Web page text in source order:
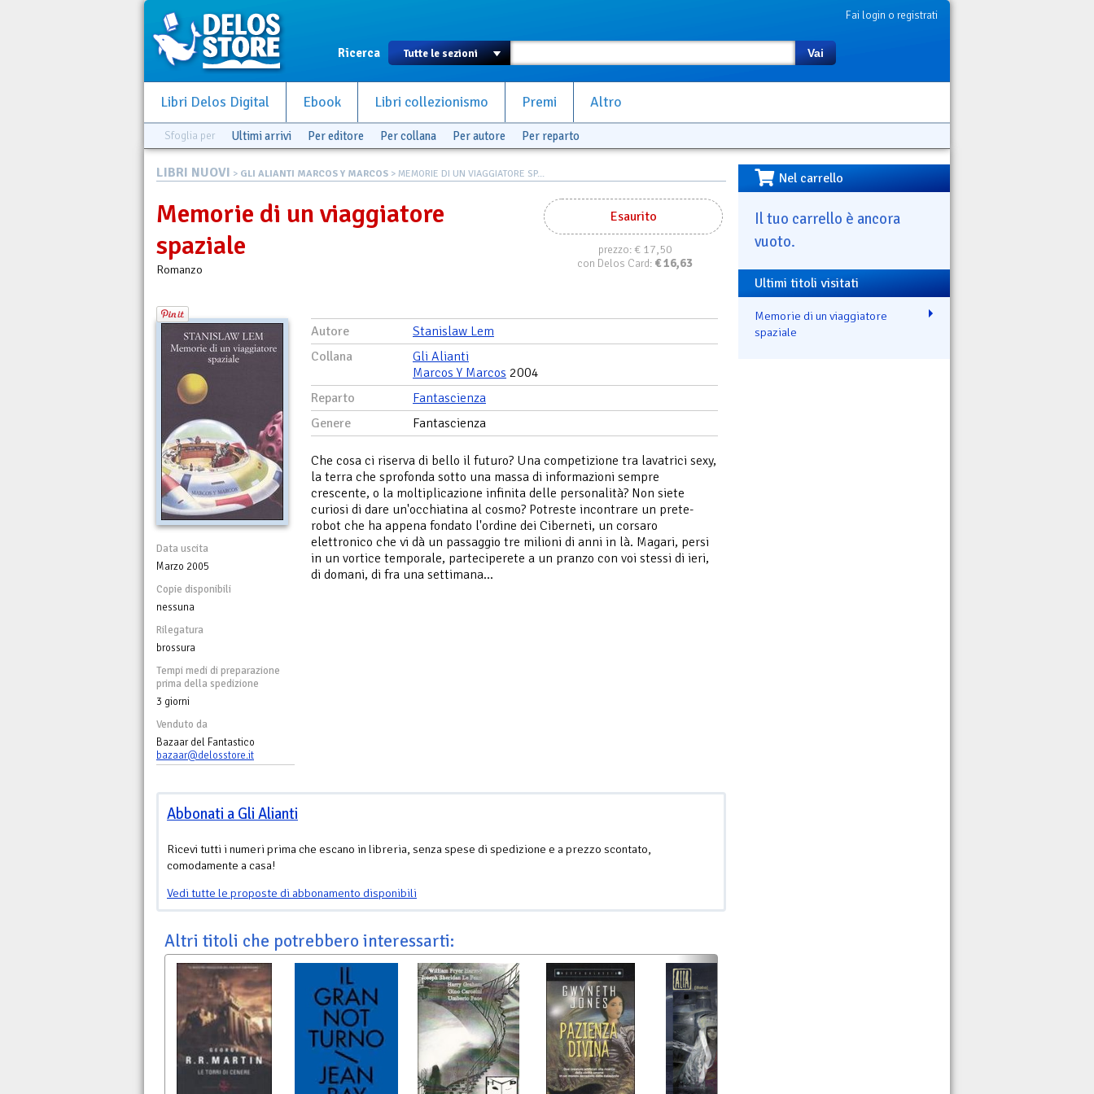
Fai login o registrati
Ricerca Vai
Libri Delos Digital Ebook Libri collezionismo Premi Altro
Sfoglia per Ultimi arrivi Per editore Per collana Per autore Per reparto
LIBRI NUOVI > GLI ALIANTI MARCOS Y MARCOS > MEMORIE DI UN VIAGGIATORE SP...
Esaurito
prezzo:€ 17,50
con Delos Card: €16,63
Memorie di un viaggiatore
spaziale
Romanzo
Data uscita
Marzo 2005
Copie disponibili
nessuna
Rilegatura
brossura
Tempi medi di preparazione
prima della spedizione
3 giorni
Venduto da
Bazaar del Fantastico
bazaar@delosstore.it
Autore
Stanislaw Lem
Collana
Gli Alianti
Marcos Y Marcos 2004
Reparto
Fantascienza
Genere
Fantascienza
Che cosa ci riserva di bello il futuro? Una competizione tra lavatrici sexy,
la terra che sprofonda sotto una massa di informazioni sempre
crescente, o la moltiplicazione infinita delle personalità? Non siete
curiosi di dare un'occhiatina al cosmo? Potreste incontrare un prete-
robot che ha appena fondato l'ordine dei Ciberneti, un corsaro
elettronico che vi dà un passaggio tre milioni di anni in là. Magari, persi
in un vortice temporale, parteciperete a un pranzo con voi stessi di ieri,
di domani, di fra una settimana...
Abbonati a Gli Alianti
Ricevi tutti i numeri prima che escano in libreria, senza spese di spedizione e a prezzo scontato,
comodamente a casa!
Vedi tutte le proposte di abbonamento disponibili
Altri titoli che potrebbero interessarti:
Nel carrello
Il tuo carrello è ancora
vuoto.
Ultimi titoli visitati
Memorie di un viaggiatore
spaziale